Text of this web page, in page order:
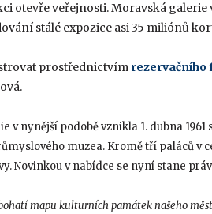
otevře veřejnosti. Moravská galerie
stálé expozice asi 35 miliónů
prostřednictvím rezervačního
v nynější podobě vznikla 1. dubna 1961
muzea. Kromě tří paláců v
Novinkou v nabídce se nyní stane
mapu kulturních památek našeho